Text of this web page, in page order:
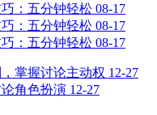
：五分钟轻松 08-17
：五分钟轻松 08-17
：五分钟轻松 08-17
掌握讨论主动权 12-27
角色扮演 12-27